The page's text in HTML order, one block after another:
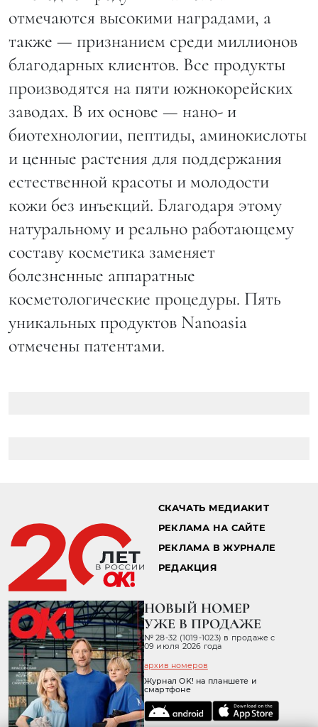
отмечаются высокими наградами, а
также — признанием среди миллионов
благодарных клиентов. Все продукты
производятся на пяти южнокорейских
заводах. В их основе — нано- и
биотехнологии, пептиды, аминокислоты
и ценные растения для поддержания
естественной красоты и молодости
кожи без инъекций. Благодаря этому
натуральному и реально работающему
составу косметика заменяет
болезненные аппаратные
косметологические процедуры. Пять
уникальных продуктов Nanoasia
отмечены патентами.
СКАЧАТЬ МЕДИАКИТ
РЕКЛАМА НА САЙТЕ
РЕКЛАМА В ЖУРНАЛЕ
РЕДАКЦИЯ
НОВЫЙ НОМЕР
УЖЕ В ПРОДАЖЕ
№ 28-32 (1019-1023) в продаже с
09 июля 2026 года
архив номеров
Журнал OK! на планшете и
смартфоне